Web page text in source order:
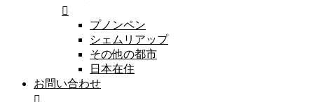
プノンペン
シェムリアップ
その他の都市
日本在住
お問い合わせ